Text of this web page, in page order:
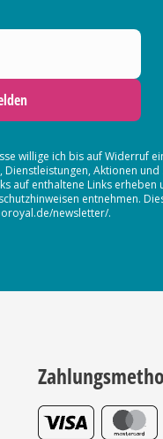
willige ich bis auf Widerruf
Dienstleistungen, Aktionen
auf enthaltene Links
entnehmen.
newsletter/.